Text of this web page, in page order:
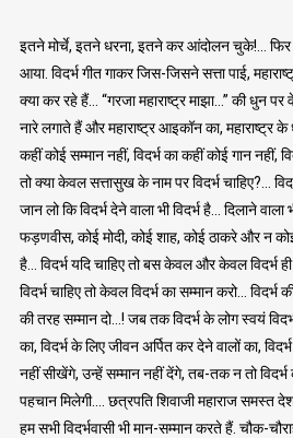
इतने मोर्चे, इतने धरना, इतने कर आंदोलन चुके!… फिर
आया. विदर्भ गीत गाकर जिस-जिसने सत्ता पाई,
क्या कर रहे हैं… “गरजा महाराष्ट्र माझा…” की धुन पर
नारे लगाते हैं और महाराष्ट्र आइकॉन का, महाराष्ट्र
कहीं कोई सम्मान नहीं, विदर्भ का कहीं कोई गान नहीं,
तो क्या केवल सत्तासुख के नाम पर विदर्भ चाहिए?…
जान लो कि विदर्भ देने वाला भी विदर्भ है… दिलाने
फड़णवीस, कोई मोदी, कोई शाह, कोई ठाकरे और न कोई
है… विदर्भ यदि चाहिए तो बस केवल और केवल विदर्भ
विदर्भ चाहिए तो केवल विदर्भ का सम्मान करो… विदर्भ
की तरह सम्मान दो…! जब तक विदर्भ के लोग स्वयं
का, विदर्भ के लिए जीवन अर्पित कर देने वालों का,
नहीं सीखेंगे, उन्हें सम्मान नहीं देंगे, तब-तक न तो
पहचान मिलेगी…. छत्रपति शिवाजी महाराज समस्त
हम सभी विदर्भवासी भी मान-सम्मान करते हैं. चौक-